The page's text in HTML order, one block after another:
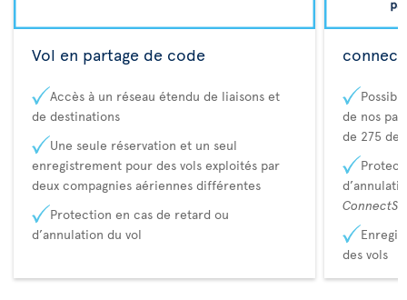
Vol en partage de code
Accès à un réseau étendu de liaisons et
de destinations
Une seule réservation et un seul
enregistrement pour des vols exploités par
deux compagnies aériennes différentes
Protection en cas de retard ou
d’annulation du vol
de nos
de 275
des vols